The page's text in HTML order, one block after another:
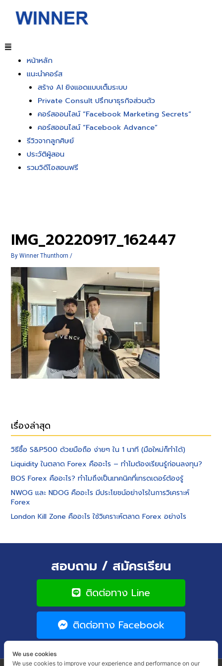
หน้าหลัก
แนะนำคอร์ส
สร้าง AI ยิงแอดแบบเต็มระบบ
Private Consult ปรึกษาธุรกิจส่วนตัว
คอร์สออนไลน์ “Facebook Marketing Secrets”
คอร์สออนไลน์ “Facebook Advance”
รีวิวจากลูกศิษย์
ประวัติผู้สอน
รวมวิดีโอสอนฟรี
IMG_20220917_162447
ByWinner Thunthorn /
เรื่องล่าสุด
วิธีซื้อ S&P500 ด้วยมือถือ ง่ายๆ ใน 1 นาที (มือใหม่ก็ทำได้)
Liquidity ในตลาด Forex คืออะไร – ทำไมต้องเรียนรู้ก่อนลงทุน?
BOS Forex คืออะไร? ทำไมถึงเป็นเทคนิคที่เทรดเดอร์ต้องรู้
NWOG และ NDOG คืออะไร มีประโยชน์อย่างไรในการวิเคราะห์
Forex
London Kill Zone คืออะไร ใช้วิเคราะห์ตลาด Forex อย่างไร
สอบถาม / สมัครเรียน
ติดต่อทาง Line
ติดต่อทาง Facebook
We use cookies
We use cookies to improve your experience and performance on our